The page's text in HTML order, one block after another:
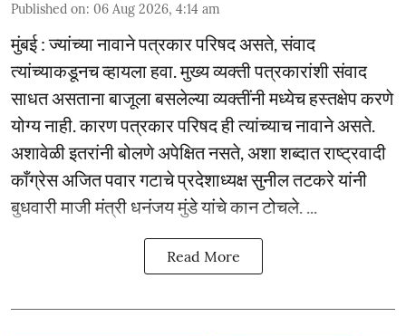
Published on: 06 Aug 2026, 4:14 am
मुंबई : ज्यांच्या नावाने पत्रकार परिषद असते, संवाद
त्यांच्याकडूनच व्हायला हवा. मुख्य व्यक्ती पत्रकारांशी संवाद
साधत असताना बाजूला बसलेल्या व्यक्तींनी मध्येच हस्तक्षेप करणे
योग्य नाही. कारण पत्रकार परिषद ही त्यांच्याच नावाने असते.
अशावेळी इतरांनी बोलणे अपेक्षित नसते, अशा शब्दात राष्ट्रवादी
काँग्रेस अजित पवार गटाचे प्रदेशाध्यक्ष सुनील तटकरे यांनी
बुधवारी माजी मंत्री धनंजय मुंडे यांचे कान टोचले. ...
Read More